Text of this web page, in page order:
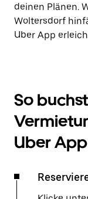
deinen Plänen.
Woltersdorf
Uber App
So
Uber App